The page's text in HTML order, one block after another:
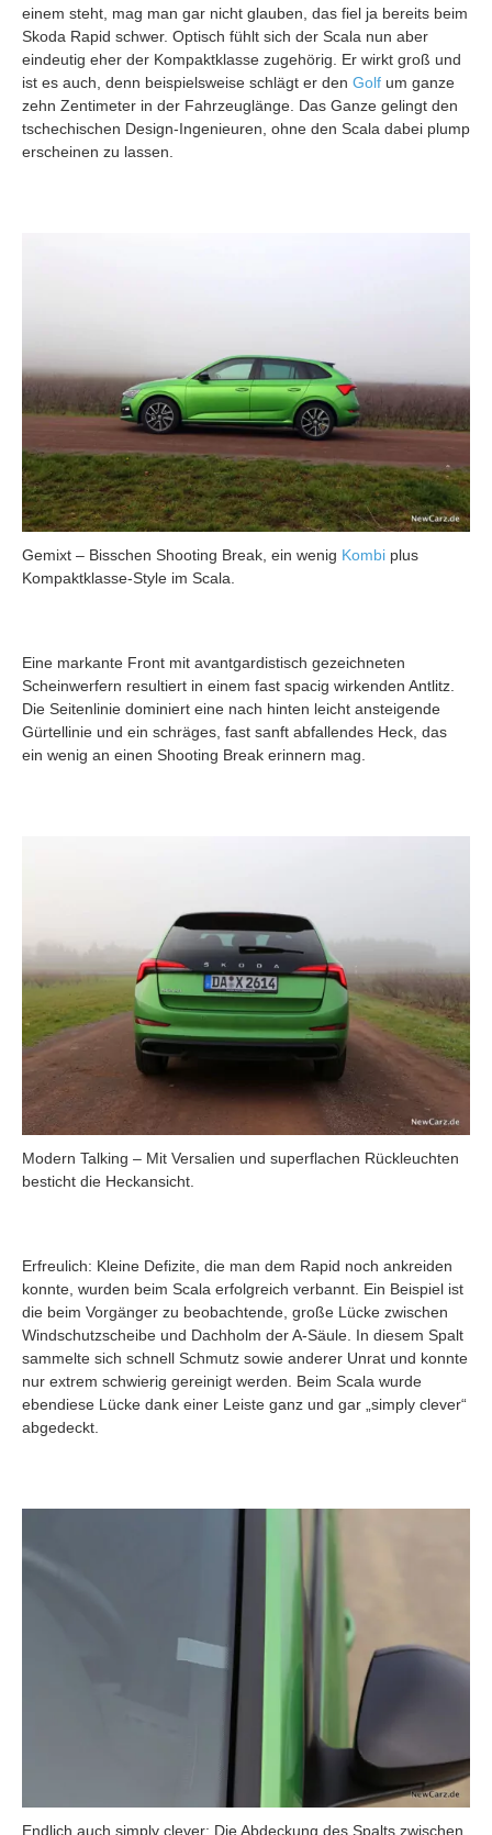
einem steht, mag man gar nicht glauben, das fiel ja bereits beim
Skoda Rapid schwer. Optisch fühlt sich der Scala nun aber
eindeutig eher der Kompaktklasse zugehörig. Er wirkt groß und
ist es auch, denn beispielsweise schlägt er den Golf um ganze
zehn Zentimeter in der Fahrzeuglänge. Das Ganze gelingt den
tschechischen Design-Ingenieuren, ohne den Scala dabei plump
erscheinen zu lassen.
Gemixt – Bisschen Shooting Break, ein wenig Kombi plus
Kompaktklasse-Style im Scala.
Eine markante Front mit avantgardistisch gezeichneten
Scheinwerfern resultiert in einem fast spacig wirkenden Antlitz.
Die Seitenlinie dominiert eine nach hinten leicht ansteigende
Gürtellinie und ein schräges, fast sanft abfallendes Heck, das
ein wenig an einen Shooting Break erinnern mag.
Modern Talking – Mit Versalien und superflachen Rückleuchten
besticht die Heckansicht.
Erfreulich: Kleine Defizite, die man dem Rapid noch ankreiden
konnte, wurden beim Scala erfolgreich verbannt. Ein Beispiel ist
die beim Vorgänger zu beobachtende, große Lücke zwischen
Windschutzscheibe und Dachholm der A-Säule. In diesem Spalt
sammelte sich schnell Schmutz sowie anderer Unrat und konnte
nur extrem schwierig gereinigt werden. Beim Scala wurde
ebendiese Lücke dank einer Leiste ganz und gar „simply clever“
abgedeckt.
Endlich auch simply clever: Die Abdeckung des Spalts zwischen